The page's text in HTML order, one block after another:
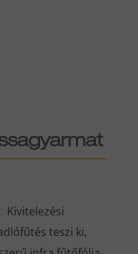
: Kivitelezési
teszi ki,